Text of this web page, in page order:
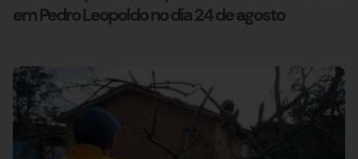
em Pedro Leopoldo no dia 24 de agosto